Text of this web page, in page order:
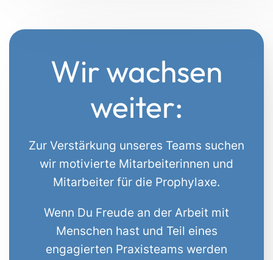
Wir wachsen
weiter:
Zur Verstärkung unseres Teams suchen
wir motivierte Mitarbeiterinnen und
Mitarbeiter für die Prophylaxe.
Wenn Du Freude an der Arbeit mit
Menschen hast und Teil eines
engagierten Praxisteams werden